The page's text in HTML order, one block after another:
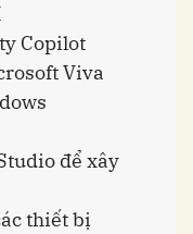
Copilot
Viva
để xây
thiết bị